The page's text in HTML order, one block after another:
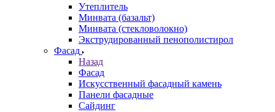
Утеплитель
Минвата (базальт)
Минвата (стекловолокно)
Экструдированный пенополистирол
Фасад
Назад
Фасад
Искусственный фасадный камень
Панели фасадные
Сайдинг